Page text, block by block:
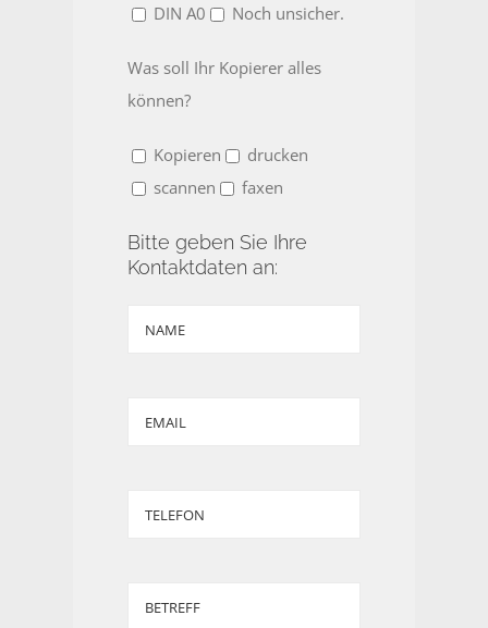
DIN A0
Noch unsicher.
Was soll Ihr Kopierer alles
können?
Kopieren
drucken
scannen
faxen
Bitte geben Sie Ihre
Kontaktdaten an: